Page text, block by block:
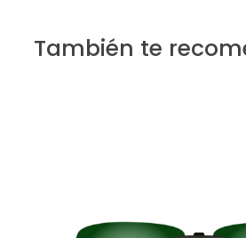
También te